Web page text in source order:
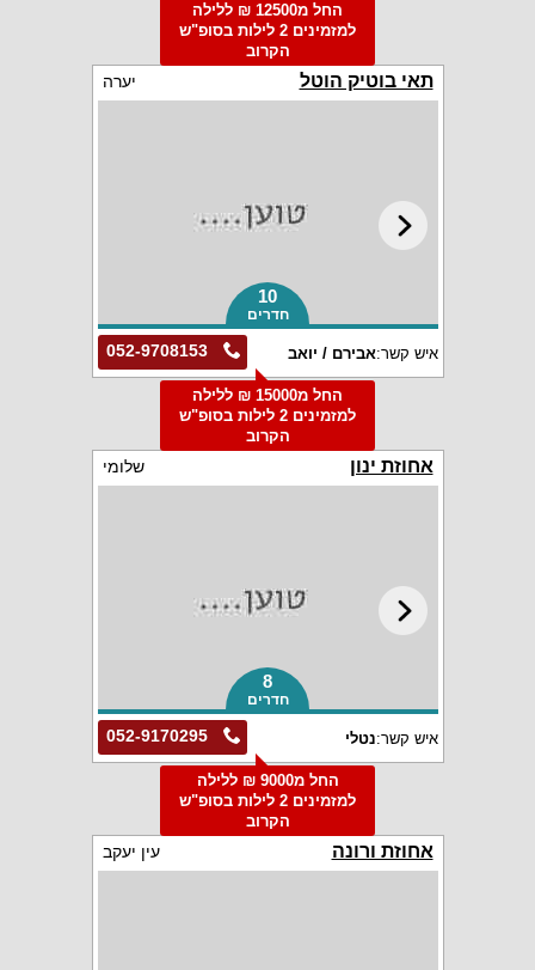
החל מ12500 ₪ ללילה
למזמינים 2 לילות בסופ"ש
הקרוב
תאי בוטיק הוטל יערה
10
חדרים
052-9708153 איש קשר:אבירם / יואב
החל מ15000 ₪ ללילה
למזמינים 2 לילות בסופ"ש
הקרוב
אחוזת ינון שלומי
8
חדרים
052-9170295 איש קשר:נטלי
החל מ9000 ₪ ללילה
למזמינים 2 לילות בסופ"ש
הקרוב
אחוזת ורונה עין יעקב